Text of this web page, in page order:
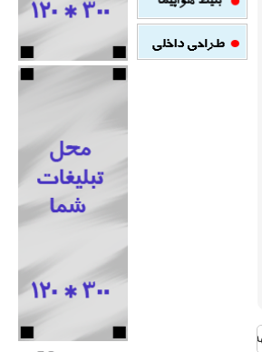
منافع پایدار ایران در شانگهای چیست؟ استقبال